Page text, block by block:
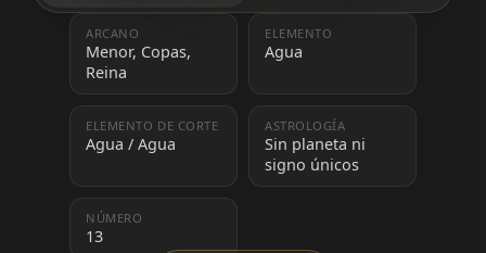
ARCANO
Menor, Copas,
Reina
ELEMENTO
Agua
ELEMENTO DE CORTE
Agua / Agua
ASTROLOGÍA
Sin planeta ni
signo únicos
NÚMERO
13